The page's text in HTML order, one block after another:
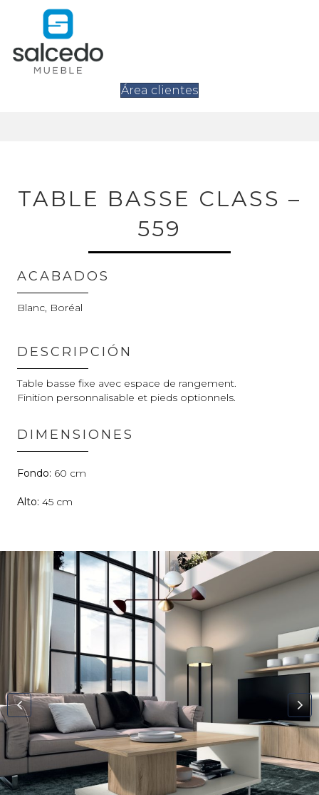
Área clientes
TABLE BASSE CLASS –
559
ACABADOS
Blanc, Boréal
DESCRIPCIÓN
Table basse fixe avec espace de rangement.
Finition personnalisable et pieds optionnels.
DIMENSIONES
60
45